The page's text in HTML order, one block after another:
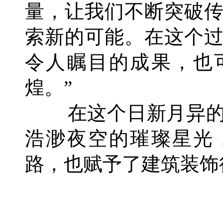
量，让我们不断突破
索新的可能。在这个
令人瞩目的成果，也
煌。”
在这个日新月异的
浩渺夜空的璀璨星光
路，也赋予了建筑装